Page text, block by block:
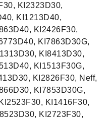
KI2323D30,
KI1213D40,
KI2426F30,
KI7863D30G,
KI8413D30,
KI1513F30G,
KI2826F30, Neff,
KI7853D30G,
KI1416F30,
KI2723F30,